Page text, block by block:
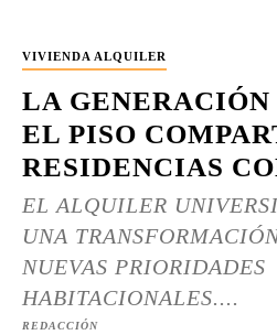
VIVIENDA ALQUILER
LA
EL PISO
RESIDENCIAS
EL ALQUILER
UNA
NUEVAS PRIORIDADES
HABITACIONALES....
REDACCIÓN